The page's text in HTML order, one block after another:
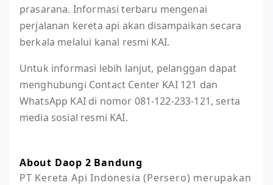
prasarana. Informasi terbaru mengenai
perjalanan kereta api akan disampaikan secara
berkala melalui kanal resmi KAI.
Untuk informasi lebih lanjut, pelanggan dapat
menghubungi Contact Center KAI 121 dan
WhatsApp KAI di nomor 081-122-233-121, serta
media sosial resmi KAI.
About Daop 2 Bandung
PT Kereta Api Indonesia (Persero) merupakan